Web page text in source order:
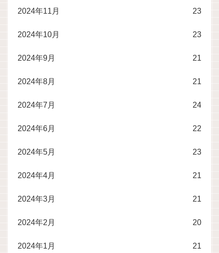
2024年11月 23
2024年10月 23
2024年9月 21
2024年8月 21
2024年7月 24
2024年6月 22
2024年5月 23
2024年4月 21
2024年3月 21
2024年2月 20
2024年1月 21